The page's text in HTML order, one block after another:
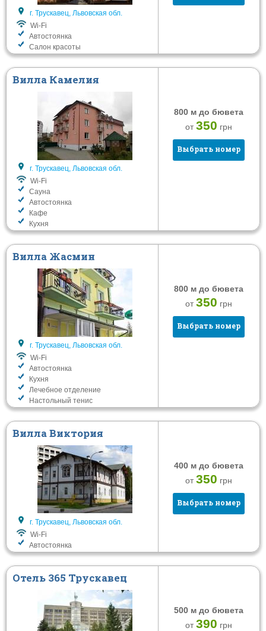
г. Трускавец, Львовская обл.
Wi-Fi
Автостоянка
Салон красоты
Вилла Камелия
г. Трускавец, Львовская обл.
Wi-Fi
Сауна
Автостоянка
Кафе
Кухня
800 м до бювета
от350 грн
Выбрать номер
Вилла Жасмин
г. Трускавец, Львовская обл.
Wi-Fi
Автостоянка
Кухня
Лечебное отделение
Настольный тенис
800 м до бювета
от350 грн
Выбрать номер
Вилла Виктория
г. Трускавец, Львовская обл.
Wi-Fi
Автостоянка
400 м до бювета
от350 грн
Выбрать номер
Отель 365 Трускавец
500 м до бювета
от390 грн
Автостоянка